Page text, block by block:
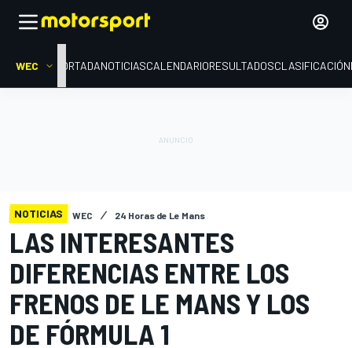
WEC PORTADANOTICIASCALENDARIORESULTADOSCLASIFICACIÓN
NOTICIAS WEC 24 Horas de Le Mans
LAS INTERESANTES
DIFERENCIAS ENTRE LOS
FRENOS DE LE MANS Y LOS
DE FÓRMULA 1